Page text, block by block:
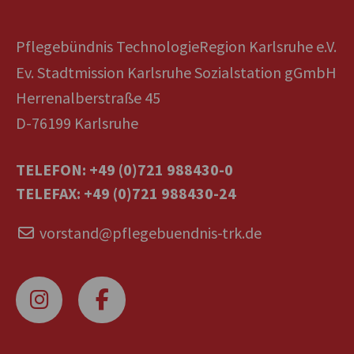
Pflegebündnis TechnologieRegion Karlsruhe e.V.
Ev. Stadtmission Karlsruhe Sozialstation gGmbH
Herrenalberstraße 45
D-76199 Karlsruhe
TELEFON: +49 (0)721 988430-0
TELEFAX: +49 (0)721 988430-24
vorstand@pflegebuendnis-trk.de